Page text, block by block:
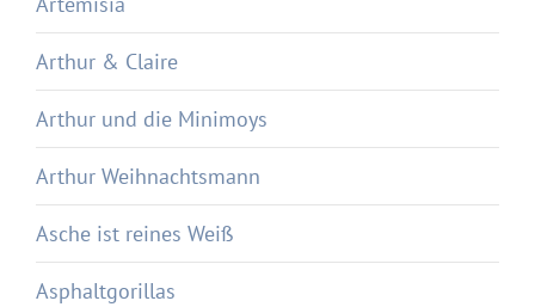
Arthur & Claire
Arthur und die Minimoys
Arthur Weihnachtsmann
Asche ist reines Weiß
Asphaltgorillas